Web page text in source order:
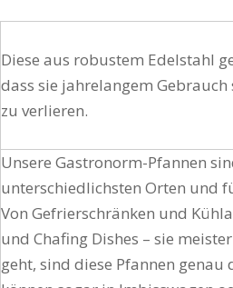
Diese aus robustem Edelstahl
dass sie jahrelangem
zu verlieren.
Unsere Gastronorm-Pfannen
unterschiedlichsten Orten und
Von Gefrierschränken und
und Chafing Dishes – sie
geht, sind diese Pfannen genau